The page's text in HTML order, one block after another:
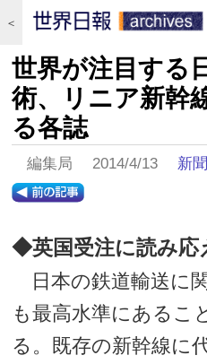
＜
世界が注目する
術、リニア新幹
る各誌
編集局 2014/4/13 新
◆英国受注に読み応
日本の鉄道輸送に
も最高水準にあるこ
る。既存の新幹線に